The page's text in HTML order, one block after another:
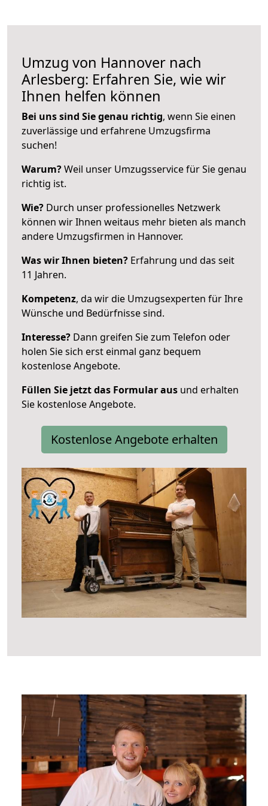
Umzug von Hannover nach
Arlesberg: Erfahren Sie, wie wir
Ihnen helfen können
Bei uns sind Sie genau richtig, wenn Sie einen
zuverlässige und erfahrene Umzugsfirma
suchen!
Warum?Weil unser Umzugsservice für Sie genau
richtig ist.
Wie? Durch unser professionelles Netzwerk
können wir Ihnen weitaus mehr bieten als manch
andere Umzugsfirmen in Hannover.
Was wir Ihnen bieten? Erfahrung und das seit
11 Jahren.
Kompetenz, da wir die Umzugsexperten für Ihre
Wünsche und Bedürfnisse sind.
Interesse? Dann greifen Sie zum Telefon oder
holen Sie sich erst einmal ganz bequem
kostenlose Angebote.
Füllen Sie jetzt das Formular aus und erhalten
Sie kostenlose Angebote.
Kostenlose Angebote erhalten